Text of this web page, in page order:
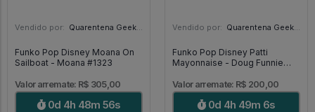
Vendido por: Quarentena Geek Store - SP
Funko Pop Disney Moana On
Sailboat - Moana #1323
Valor arremate: R$ 305,00
0d 4h 48m 55s
Vendido por: Quarentena Geek Store - SP
Funko Pop Disney Patti
Mayonnaise - Doug Funnie
Valor arremate: R$ 200,00
0d 4h 49m 5s